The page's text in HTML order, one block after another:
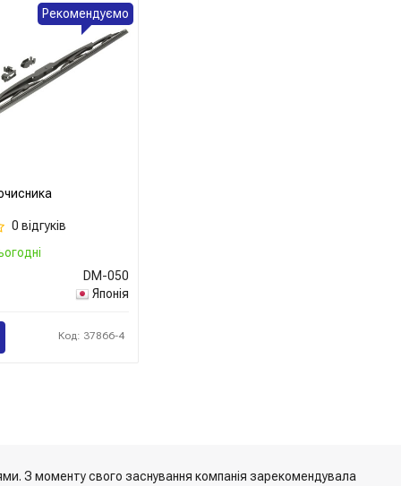
0 відгуків
DM-050
Японія
Код: 37866-4
Рекомендуємо
З моменту свого заснування компанія зарекомендувала